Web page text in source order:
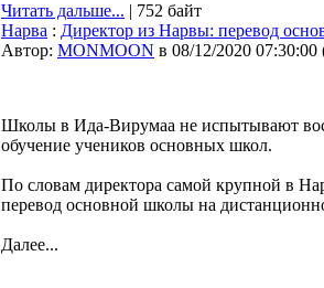
Читать дальше... | 752 байт
Нарва : Директор из Нарвы: перевод
Автор: MONMOON в 08/12/2020 07:30:00
Школы в Ида-Вирумаа не испытывают
обучение учеников основных школ.
По словам директора самой крупной в
перевод основной школы на
Далее...